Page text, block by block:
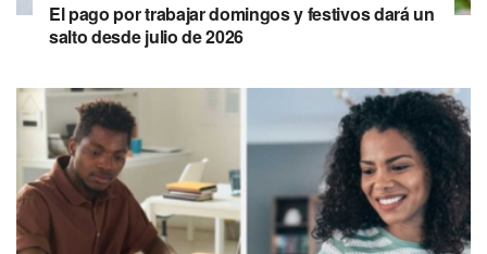
El pago por trabajar domingos y festivos dará un
salto desde julio de 2026